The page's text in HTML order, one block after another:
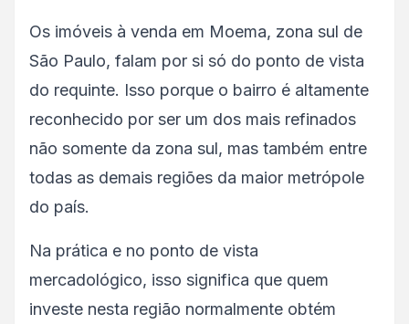
Os imóveis à venda em Moema, zona sul de
São Paulo, falam por si só do ponto de vista
do requinte. Isso porque o bairro é altamente
reconhecido por ser um dos mais refinados
não somente da zona sul, mas também entre
todas as demais regiões da maior metrópole
do país.
Na prática e no ponto de vista
mercadológico, isso significa que quem
investe nesta região normalmente obtém